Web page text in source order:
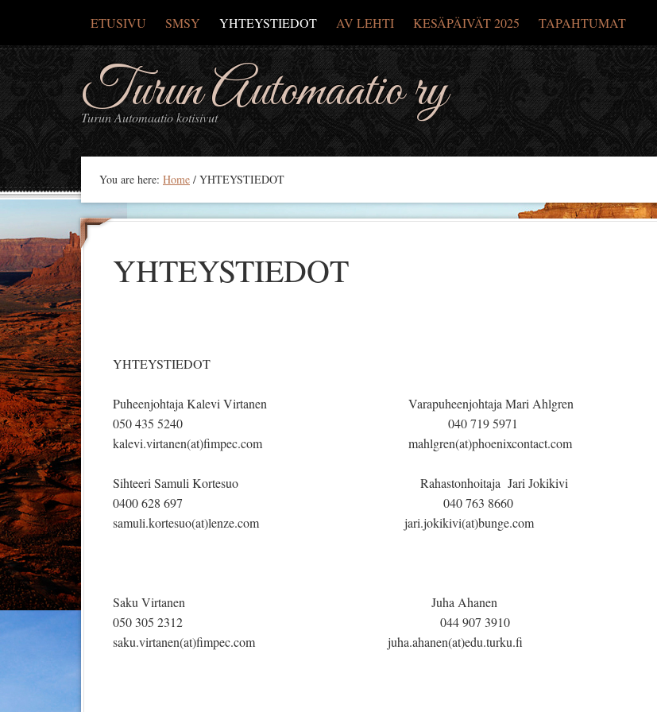
ETUSIVU SMSY YHTEYSTIEDOT AV LEHTI KESÄPÄIVÄT 2025 TAPAHTUMAT
Turun Automaatio ry
Turun Automaatio kotisivut
You are here: Home / YHTEYSTIEDOT
YHTEYSTIEDOT
YHTEYSTIEDOT
Puheenjohtaja Kalevi Virtanen Varapuheenjohtaja Mari Ahlgren
050 435 5240 040 719 5971
kalevi.virtanen(at)fimpec.com mahlgren(at)phoenixcontact.com
Sihteeri Samuli Kortesuo Rahastonhoitaja Jari Jokikivi
0400 628 697 040 763 8660
samuli.kortesuo(at)lenze.com jari.jokikivi(at)bunge.com
Saku Virtanen Juha Ahanen
050 305 2312 044 907 3910
saku.virtanen(at)fimpec.com juha.ahanen(at)edu.turku.fi